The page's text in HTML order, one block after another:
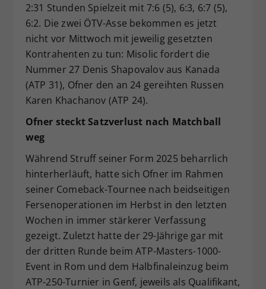
2:31 Stunden Spielzeit mit 7:6 (5), 6:3, 6:7 (5),
6:2. Die zwei ÖTV-Asse bekommen es jetzt
nicht vor Mittwoch mit jeweilig gesetzten
Kontrahenten zu tun: Misolic fordert die
Nummer 27 Denis Shapovalov aus Kanada
(ATP 31), Ofner den an 24 gereihten Russen
Karen Khachanov (ATP 24).
Ofner steckt Satzverlust nach Matchball
weg
Während Struff seiner Form 2025 beharrlich
hinterherläuft, hatte sich Ofner im Rahmen
seiner Comeback-Tournee nach beidseitigen
Fersenoperationen im Herbst in den letzten
Wochen in immer stärkerer Verfassung
gezeigt. Zuletzt hatte der 29-Jährige gar mit
der dritten Runde beim ATP-Masters-1000-
Event in Rom und dem Halbfinaleinzug beim
ATP-250-Turnier in Genf, jeweils als Qualifikant,